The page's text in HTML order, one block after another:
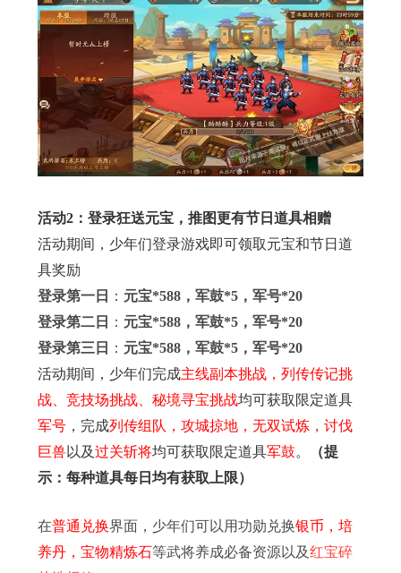
活动2：登录狂送元宝，推图更有节日道具相赠
活动期间，少年们登录游戏即可领取元宝和节日道
具奖励
登录第一日
： 元宝*588，军鼓*5，军号*20
登录第二日
： 元宝*588，军鼓*5，军号*20
登录第三日
： 元宝*588，军鼓*5，军号*20
活动期间，少年们完成主线副本挑战，列传传记挑
战、竞技场挑战、秘境寻宝挑战均可获取限定道具
军号，完成列传组队，攻城掠地，无双试炼，讨伐
巨兽以及过关斩将均可获取限定道具军鼓。
（提
示：每种道具每日均有获取上限）
在普通兑换界面，少年们可以用功勋兑换银币，培
养丹，宝物精炼石等武将养成必备资源以及红宝碎